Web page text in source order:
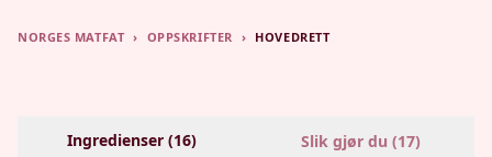
NORGES MATFAT › OPPSKRIFTER › HOVEDRETT
Ingredienser (16) Slik gjør du (17)